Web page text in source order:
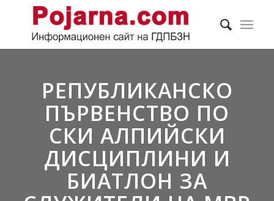
РЕПУБЛИКАНСКО
ПЪРВЕНСТВО ПО
СКИ АЛПИЙСКИ
ДИСЦИПЛИНИ И
БИАТЛОН ЗА